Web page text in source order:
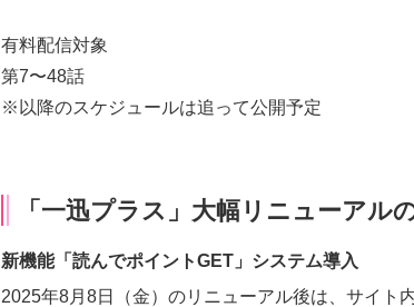
有料配信対象
第7〜48話
※以降のスケジュールは追って公開予定
「一迅プラス」大幅リニューアル
新機能「読んでポイントGET」システム導入
2025年8月8日（金）のリニューアル後は、サイト